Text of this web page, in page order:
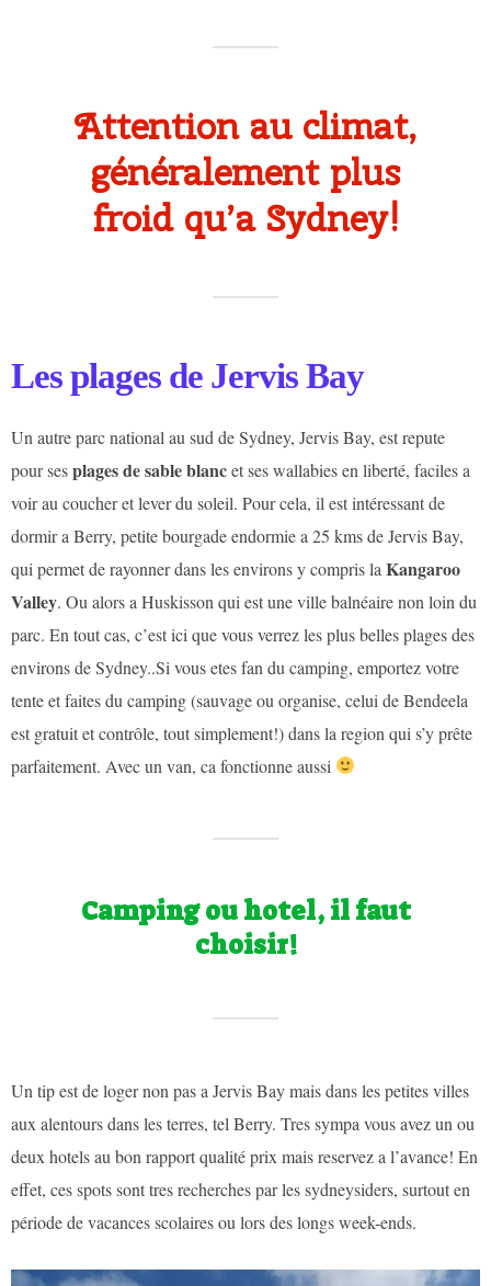
Attention au climat,
généralement plus
froid qu’a Sydney!
Les plages de Jervis Bay
Un autre parc national au sud de Sydney, Jervis Bay, est repute
pour sesplages de sable blancet ses wallabies en liberté, faciles a
voir au coucher et lever du soleil. Pour cela, il est intéressant de
dormir a Berry, petite bourgade endormie a 25 kms de Jervis Bay,
qui permet de rayonner dans les environs y compris la Kangaroo
Valley. Ou alors a Huskisson qui est une ville balnéaire non loin du
parc. En tout cas, c’est ici que vous verrez les plus belles plages des
environs de Sydney..Si vous etes fan du camping, emportez votre
tente et faites du camping (sauvage ou organise, celui de Bendeela
est gratuit et contrôle, tout simplement!) dans la region qui s’y prête
parfaitement. Avec un van, ca fonctionne aussi
Camping ou hotel, il faut
choisir!
Un tip est de loger non pas a Jervis Bay mais dans les petites villes
aux alentours dans les terres, tel Berry. Tres sympa vous avez un ou
deux hotels au bon rapport qualité prix mais reservez a l’avance! En
effet, ces spots sont tres recherches par les sydneysiders, surtout en
période de vacances scolaires ou lors des longs week-ends.